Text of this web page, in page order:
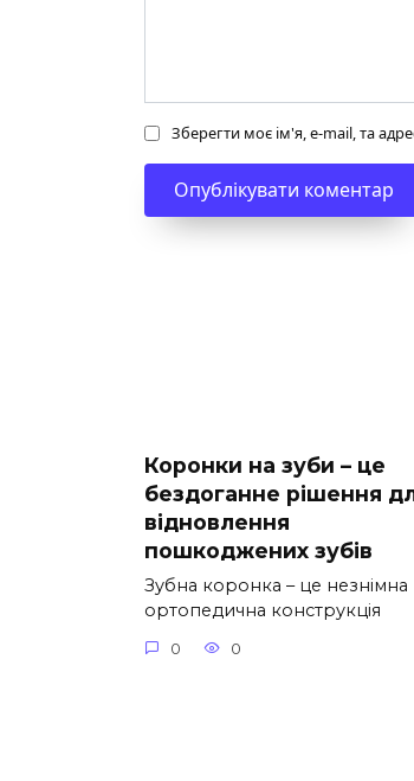
Зберегти моє ім'я, e-mail, та
Коронки на зуби – це
бездоганне рішення
відновлення
пошкоджених зубів
Зубна коронка – це незнімна
ортопедична конструкція
0 0